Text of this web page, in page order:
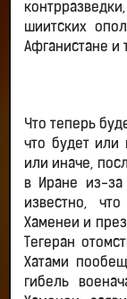
шиитских
Афганистане и
Что теперь
что будет или
или иначе,
в Иране из-за
известно,
Хаменеи и
Тегеран
Хатами
гибель